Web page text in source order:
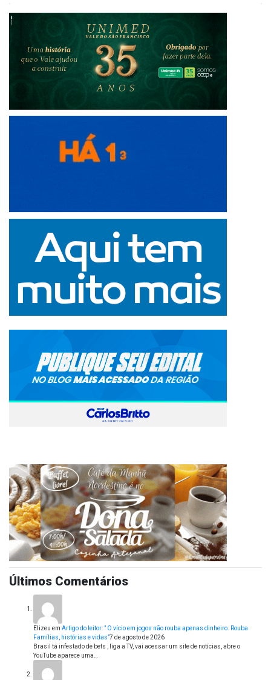
Últimos Comentários
Elizeu em Artigo do leitor: ” O vício em jogos não rouba apenas dinheiro. Rouba
Famílias, histórias e vidas”7 de agosto de 2026
Brasil tá infestado de bets , liga a TV, vai acessar um site de notícias, abre o
YouTube aparece uma…